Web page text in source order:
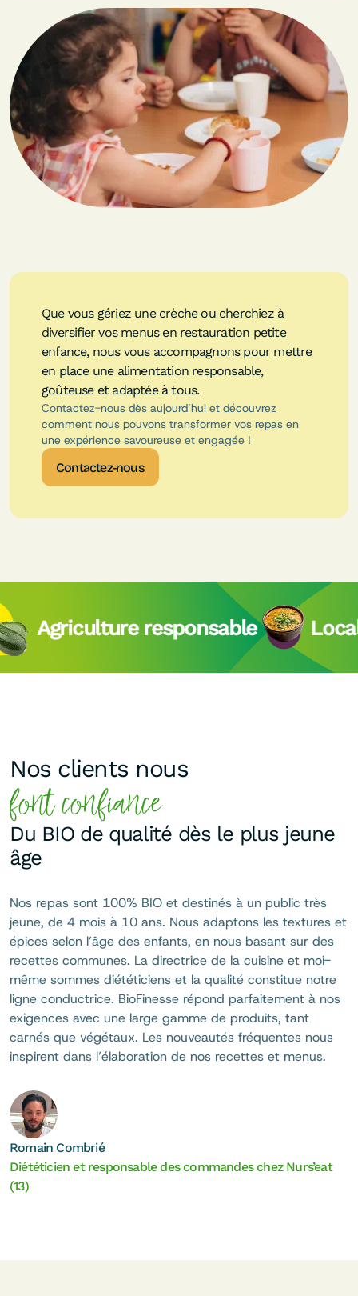
Que vous gériez une crèche ou cherchiez à
diversifier vos menus en restauration petite
enfance, nous vous accompagnons pour mettre
en place une alimentation responsable,
goûteuse et adaptée à tous.
Contactez-nous dès aujourd’hui et découvrez
comment nous pouvons transformer vos repas en
une expérience savoureuse et engagée !
Contactez-nous
responsable Local et
Nos clients nous
font confiance
Du BIO de qualité dès le plus jeune
âge
Nos repas sont 100% BIO et destinés à un public très
jeune, de 4 mois à 10 ans. Nous adaptons les textures et
épices selon l’âge des enfants, en nous basant sur des
recettes communes. La directrice de la cuisine et moi-
même sommes diététiciens et la qualité constitue notre
ligne conductrice. BioFinesse répond parfaitement à nos
exigences avec une large gamme de produits, tant
carnés que végétaux. Les nouveautés fréquentes nous
inspirent dans l’élaboration de nos recettes et menus.
Romain Combrié
Diététicien et responsable des commandes chez Nurs’eat
(13)